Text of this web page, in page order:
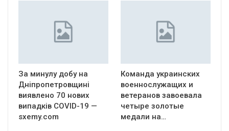
За минулу добу на
Дніпропетровщині
виявлено 70 нових
випадків COVID-19 —
sxemy.com
Команда украинских
военнослужащих и
ветеранов завоевала
четыре золотые
медали на…